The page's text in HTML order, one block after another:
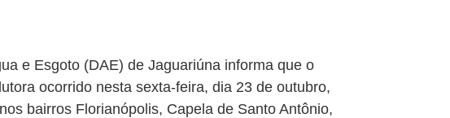
e Esgoto (DAE) de Jaguariúna informa que o
ocorrido nesta sexta-feira, dia 23 de outubro,
bairros Florianópolis, Capela de Santo Antônio,